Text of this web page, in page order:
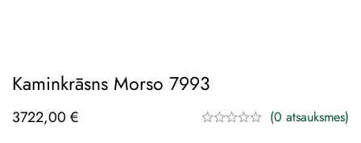
Kaminkrāsns Morso 7993
3722,00 €
(0 atsauksmes)